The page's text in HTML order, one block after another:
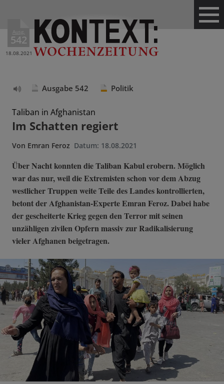
Ausg.
542
18.08.2021
vorlesen
Ausgabe 542 Politik
Taliban in Afghanistan
Im Schatten regiert
Von Emran Feroz Datum: 18.08.2021
Über Nacht konnten die Taliban Kabul erobern. Möglich
war das nur, weil die Extremisten schon vor dem Abzug
westlicher Truppen weite Teile des Landes kontrollierten,
betont der Afghanistan-Experte Emran Feroz. Dabei habe
der gescheiterte Krieg gegen den Terror mit seinen
unzähligen zivilen Opfern massiv zur Radikalisierung
vieler Afghanen beigetragen.